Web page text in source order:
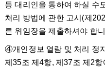
등 대리인을 통하여 하실 수
처리 방법에 관한 고시(제
른 위임장을 제출하셔야 합
④개인정보 열람 및 처리 정
제35조 제4항, 제37조 제2